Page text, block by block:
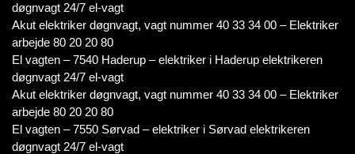
døgnvagt 24/7 el-vagt
Akut elektriker døgnvagt, vagt nummer 40 33 34 00 – Elektriker
arbejde 80 20 20 80
El vagten – 7540 Haderup – elektriker i Haderup elektrikeren
døgnvagt 24/7 el-vagt
Akut elektriker døgnvagt, vagt nummer 40 33 34 00 – Elektriker
arbejde 80 20 20 80
El vagten – 7550 Sørvad – elektriker i Sørvad elektrikeren
døgnvagt 24/7 el-vagt